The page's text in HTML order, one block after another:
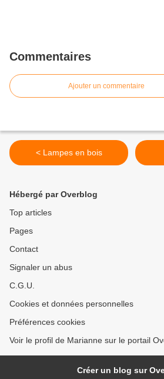
Commentaires
Ajouter un commentaire
< Lampes en bois
Hébergé par Overblog
Top articles
Pages
Contact
Signaler un abus
C.G.U.
Cookies et données personnelles
Préférences cookies
Voir le profil de Marianne sur le portail
Créer un blog sur